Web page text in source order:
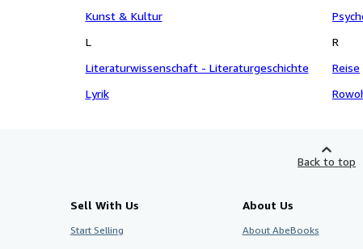
Kunst & Kultur
L
Literaturwissenschaft - Literaturgeschichte
Lyrik
R
Reise
Back to top
Sell With Us
Start Selling
About Us
About AbeBooks